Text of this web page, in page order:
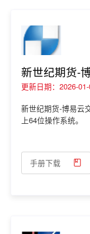
新世纪期货-
更新日期：2026-
新世纪期货-博易云
上64位操作系统。
手册下载